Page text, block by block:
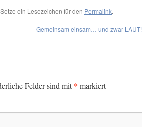
ein Lesezeichen für den Permalink.
Gemeinsam einsam… und zwar LAUT!
Felder sind mit* markiert